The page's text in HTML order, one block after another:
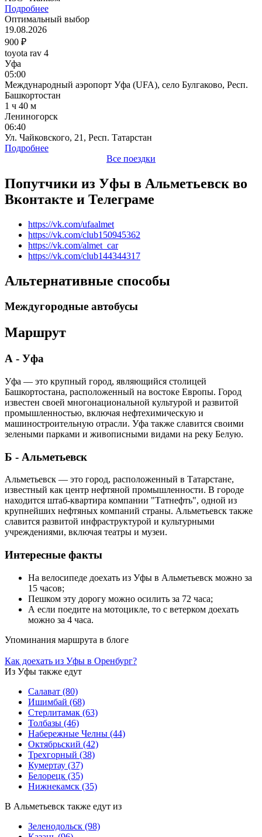
Подробнее
Оптимальный выбор
19.08.2026
900 ₽
toyota rav 4
Уфа
05:00
Международный аэропорт Уфа (UFA), село Булгаково, Респ.
Башкортостан
1 ч 40 м
Лениногорск
06:40
Ул. Чайковского, 21, Респ. Татарстан
Подробнее
Все поездки
Попутчики из Уфы в Альметьевск во
Вконтакте и Телеграме
https://vk.com/ufaalmet
https://vk.com/club150945362
https://vk.com/almet_car
https://vk.com/club144344317
Альтернативные способы
Междугородные автобусы
Маршрут
А - Уфа
Уфа — это крупный город, являющийся столицей
Башкортостана, расположенный на востоке Европы. Город
известен своей многонациональной культурой и развитой
промышленностью, включая нефтехимическую и
машиностроительную отрасли. Уфа также славится своими
зелеными парками и живописными видами на реку Белую.
Б - Альметьевск
Альметьевск — это город, расположенный в Татарстане,
известный как центр нефтяной промышленности. В городе
находится штаб-квартира компании "Татнефть", одной из
крупнейших нефтяных компаний страны. Альметьевск также
славится развитой инфраструктурой и культурными
учреждениями, включая театры и музеи.
Интересные факты
На велосипеде доехать из Уфы в Альметьевск можно за
15 часов;
Пешком эту дорогу можно осилить за 72 часа;
А если поедите на мотоцикле, то с ветерком доехать
можно за 4 часа.
Упоминания маршрута в блоге
Как доехать из Уфы в Оренбург?
Из Уфы также едут
Салават (80)
Ишимбай (68)
Стерлитамак (63)
Толбазы (46)
Набережные Челны (44)
Октябрьский (42)
Трехгорный (38)
Кумертау (37)
Белорецк (35)
Нижнекамск (35)
В Альметьевск также едут из
Зеленодольск (98)